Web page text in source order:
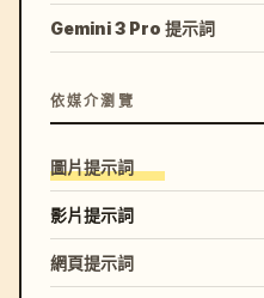
Gemini 3 Pro 提示詞
依媒介瀏覽
圖片提示詞
影片提示詞
網頁提示詞